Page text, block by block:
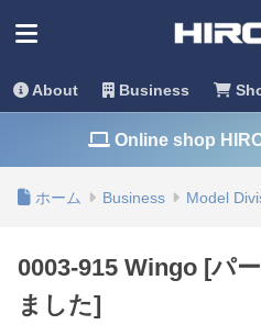
About Business
Online shop
ホーム Business Model
0003-915 Wingo [パ
ました]